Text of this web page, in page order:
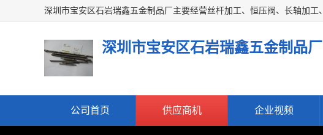
深圳市宝安区石岩瑞鑫五金制品厂
公司首页 供应商机 企业视频